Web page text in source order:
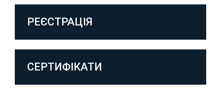
РЕЄСТРАЦІЯ
СЕРТИФІКАТИ